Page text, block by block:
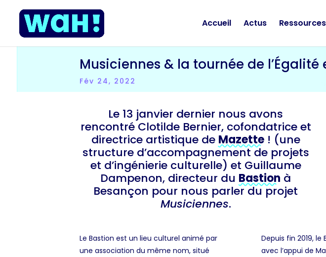
Accueil Actus Ressources
Musiciennes & la tournée de
Fév 24, 2022
Le 13 janvier dernier nous avons
rencontré Clotilde Bernier, cofondatrice et
directrice artistique de Mazette! (une
structure d’accompagnement de projets
et d’ingénierie culturelle) et Guillaume
Dampenon, directeur du Bastion à
Besançon pour nous parler du projet
Musiciennes.
Le Bastion est un lieu culturel animé par
une association du même nom, situé
Depuis fin 2019,
avec l’appui de